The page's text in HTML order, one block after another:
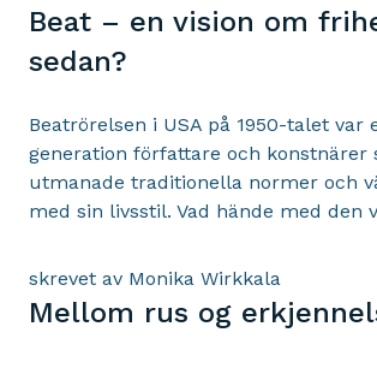
Beat – en vision om
sedan?
Beatrörelsen i USA på 1950-talet var
generation författare och konstnärer
utmanade traditionella normer och
med sin livsstil. Vad hände med den
skrevet av Monika Wirkkala
Mellom rus og